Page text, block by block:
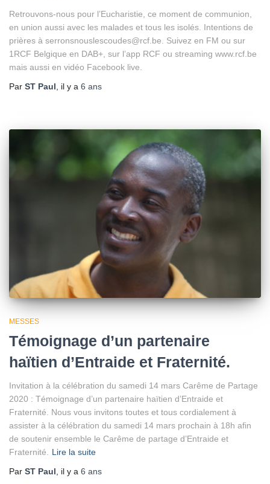
Retrouvons-nous pour l’Eucharistie, ce moment de communion,
en union aussi avec les malades et tous les isolés. Intentions de
prières à serronsnouslescoudes@rcf.be. Suivez en FM ou sur
1RCF Belgique en DAB+, sur l’app RCF ou streaming www.rcf.be
mais aussi en vidéo Facebook live.
Par ST Paul, il y a 6 ans
MESSES
Témoignage d’un partenaire
haïtien d’Entraide et Fraternité.
Invitation à la célébration du samedi 14 mars Carême de Partage
2020 : Témoignage d’un partenaire haïtien d’Entraide et
Fraternité. Nous vous invitons toutes et tous cordialement à
assister à la célébration du samedi 14 mars prochain à 18h afin
de soutenir ensemble le Carême de partage d’Entraide et
Fraternité.
Lire la suite
Par ST Paul , il y a 6 ans